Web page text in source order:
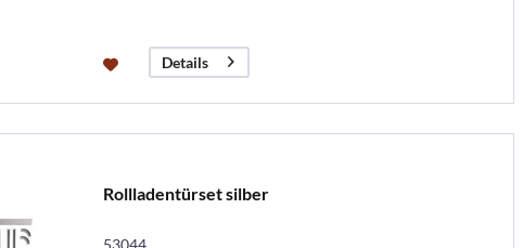
Details
Rollladentürset silber
53044